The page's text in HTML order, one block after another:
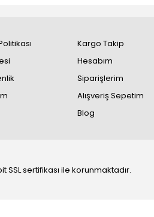
Kargo Takip
Hesabım
Siparişlerim
Alışveriş Sepetim
Blog
SSL sertifikası ile korunmaktadır.